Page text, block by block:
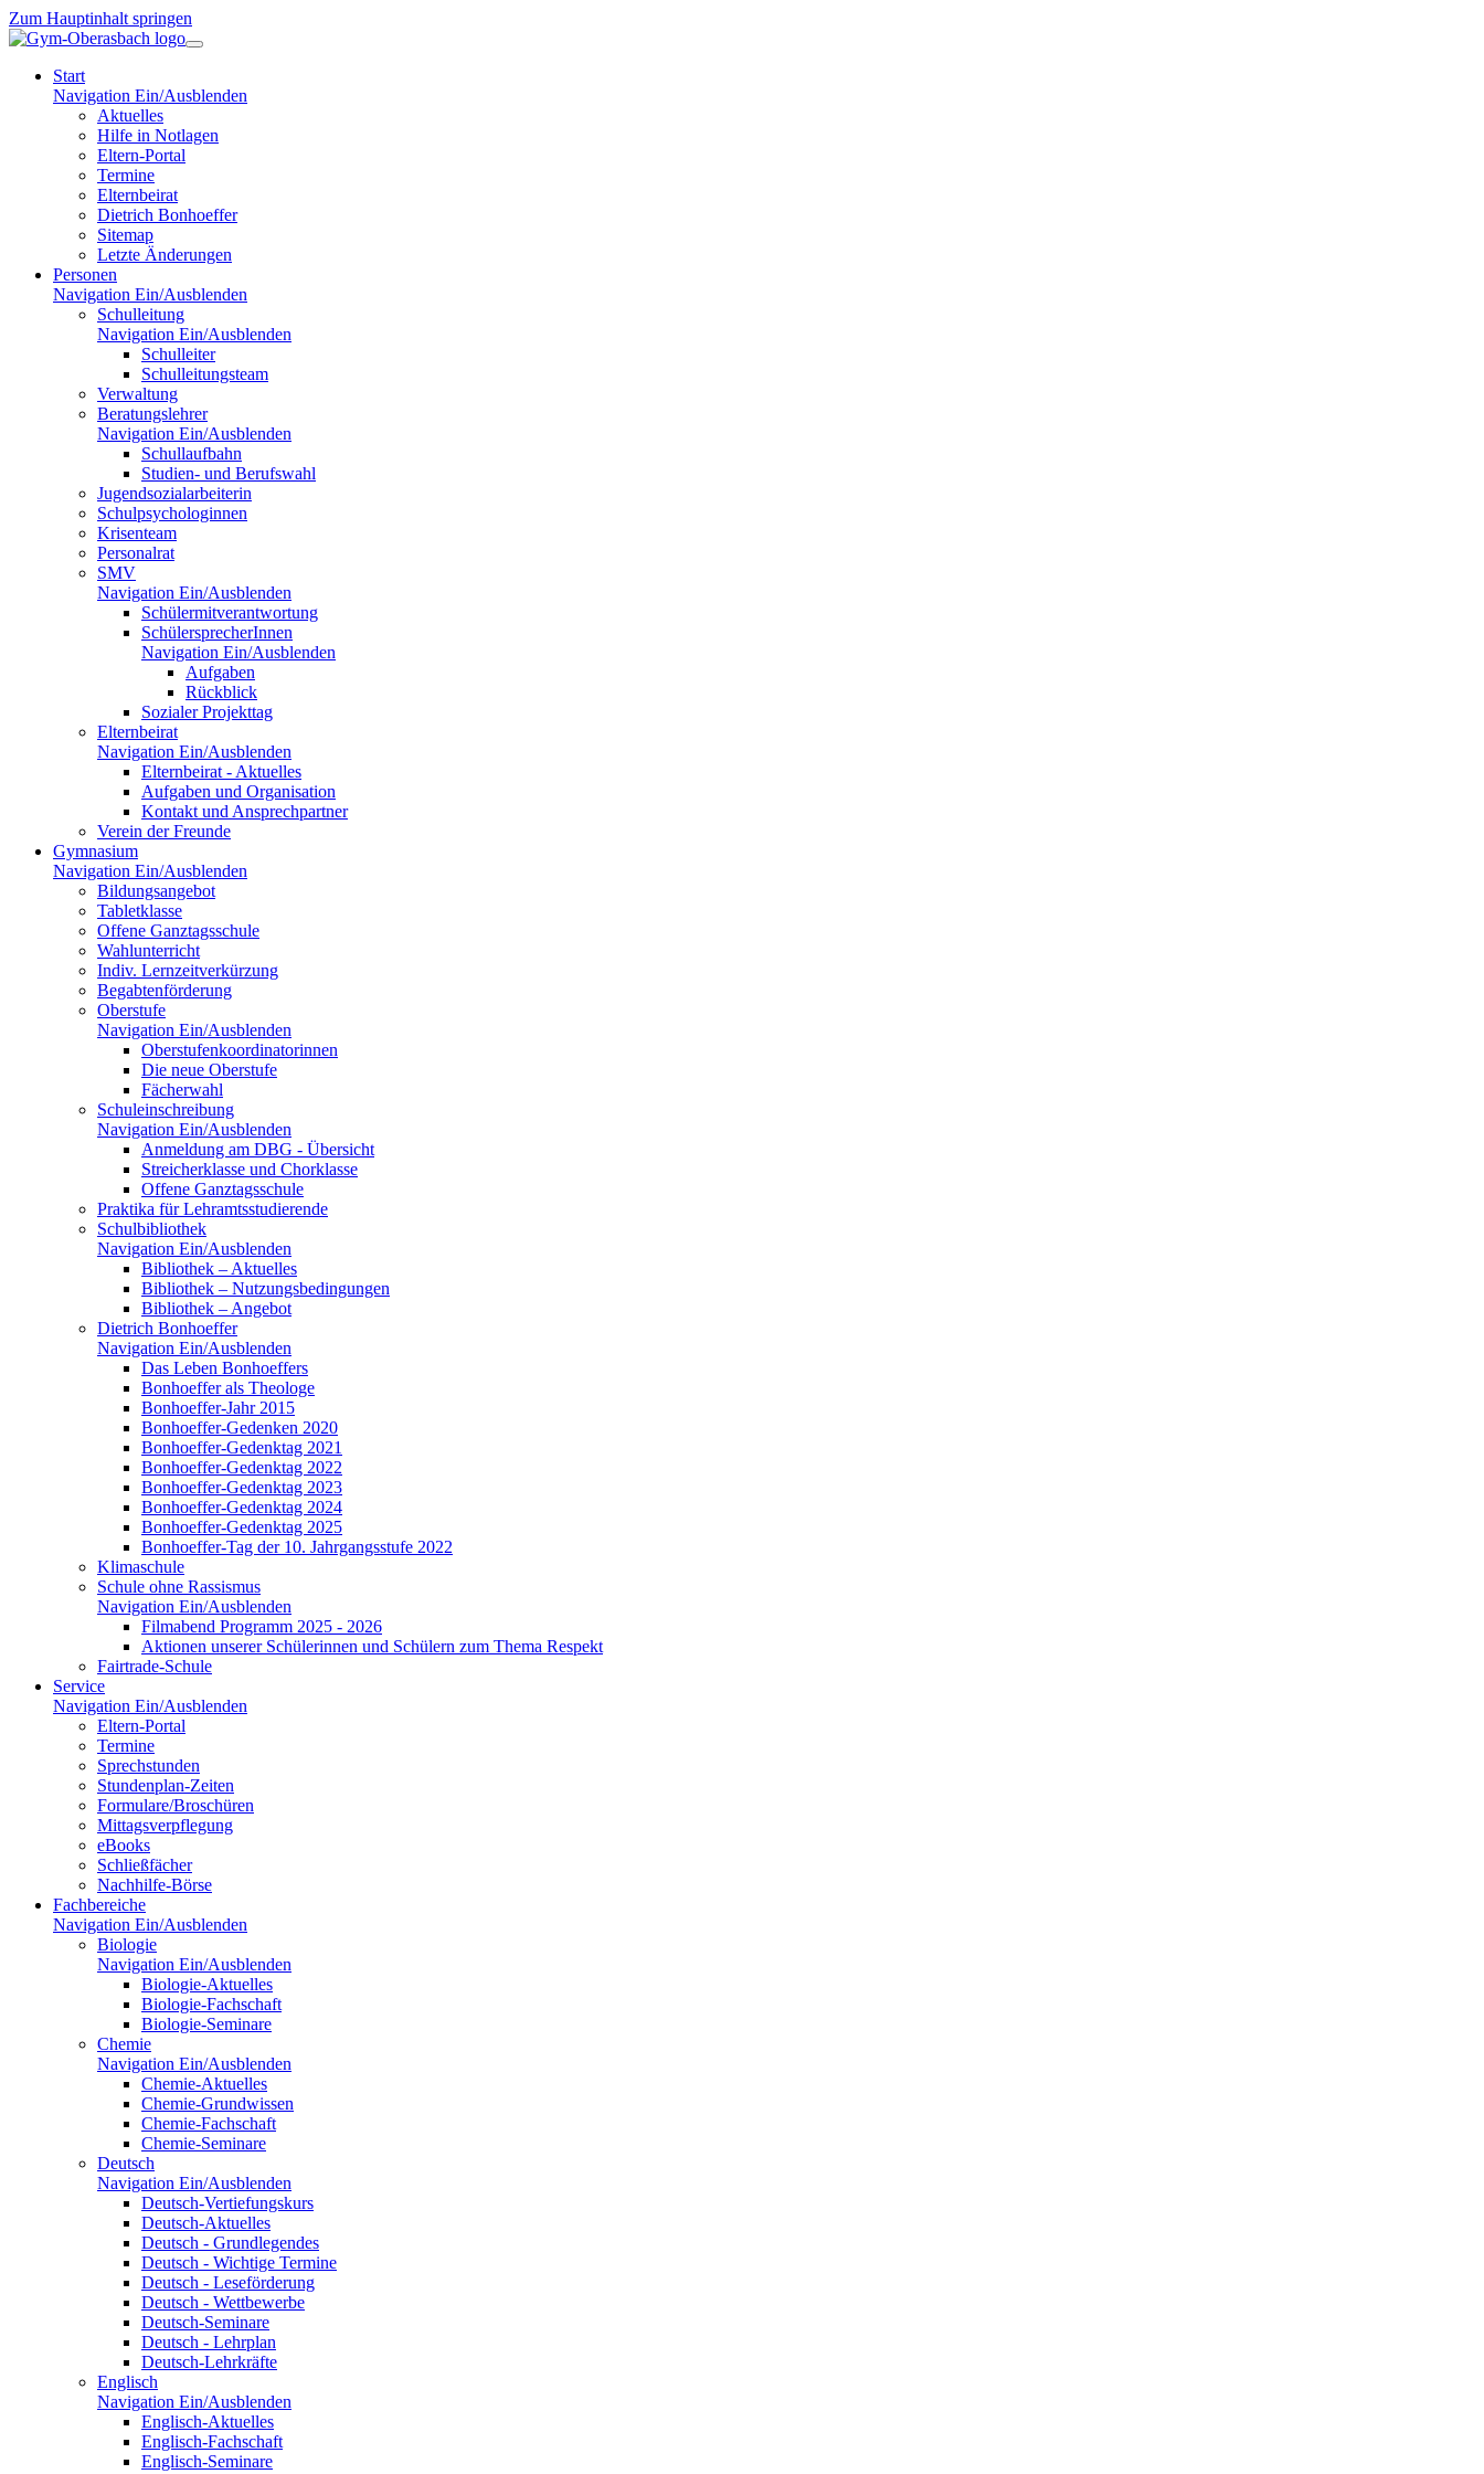
Zum Hauptinhalt springen
Start
Navigation Ein/Ausblenden
Aktuelles
Hilfe in Notlagen
Eltern-Portal
Termine
Elternbeirat
Dietrich Bonhoeffer
Sitemap
Letzte Änderungen
Personen
Navigation Ein/Ausblenden
Schulleitung
Navigation Ein/Ausblenden
Schulleiter
Schulleitungsteam
Verwaltung
Beratungslehrer
Navigation Ein/Ausblenden
Schullaufbahn
Studien- und Berufswahl
Jugendsozialarbeiterin
Schulpsychologinnen
Krisenteam
Personalrat
SMV
Navigation Ein/Ausblenden
Schülermitverantwortung
SchülersprecherInnen
Navigation Ein/Ausblenden
Aufgaben
Rückblick
Sozialer Projekttag
Elternbeirat
Navigation Ein/Ausblenden
Elternbeirat - Aktuelles
Aufgaben und Organisation
Kontakt und Ansprechpartner
Verein der Freunde
Gymnasium
Navigation Ein/Ausblenden
Bildungsangebot
Tabletklasse
Offene Ganztagsschule
Wahlunterricht
Indiv. Lernzeitverkürzung
Begabtenförderung
Oberstufe
Navigation Ein/Ausblenden
Oberstufenkoordinatorinnen
Die neue Oberstufe
Fächerwahl
Schuleinschreibung
Navigation Ein/Ausblenden
Anmeldung am DBG - Übersicht
Streicherklasse und Chorklasse
Offene Ganztagsschule
Praktika für Lehramtsstudierende
Schulbibliothek
Navigation Ein/Ausblenden
Bibliothek – Aktuelles
Bibliothek – Nutzungsbedingungen
Bibliothek – Angebot
Dietrich Bonhoeffer
Navigation Ein/Ausblenden
Das Leben Bonhoeffers
Bonhoeffer als Theologe
Bonhoeffer-Jahr 2015
Bonhoeffer-Gedenken 2020
Bonhoeffer-Gedenktag 2021
Bonhoeffer-Gedenktag 2022
Bonhoeffer-Gedenktag 2023
Bonhoeffer-Gedenktag 2024
Bonhoeffer-Gedenktag 2025
Bonhoeffer-Tag der 10. Jahrgangsstufe 2022
Klimaschule
Schule ohne Rassismus
Navigation Ein/Ausblenden
Filmabend Programm 2025 - 2026
Aktionen unserer Schülerinnen und Schülern zum Thema Respekt
Fairtrade-Schule
Service
Navigation Ein/Ausblenden
Eltern-Portal
Termine
Sprechstunden
Stundenplan-Zeiten
Formulare/Broschüren
Mittagsverpflegung
eBooks
Schließfächer
Nachhilfe-Börse
Fachbereiche
Navigation Ein/Ausblenden
Biologie
Navigation Ein/Ausblenden
Biologie-Aktuelles
Biologie-Fachschaft
Biologie-Seminare
Chemie
Navigation Ein/Ausblenden
Chemie-Aktuelles
Chemie-Grundwissen
Chemie-Fachschaft
Chemie-Seminare
Deutsch
Navigation Ein/Ausblenden
Deutsch-Vertiefungskurs
Deutsch-Aktuelles
Deutsch - Grundlegendes
Deutsch - Wichtige Termine
Deutsch - Leseförderung
Deutsch - Wettbewerbe
Deutsch-Seminare
Deutsch - Lehrplan
Deutsch-Lehrkräfte
Englisch
Navigation Ein/Ausblenden
Englisch-Aktuelles
Englisch-Fachschaft
Englisch-Seminare